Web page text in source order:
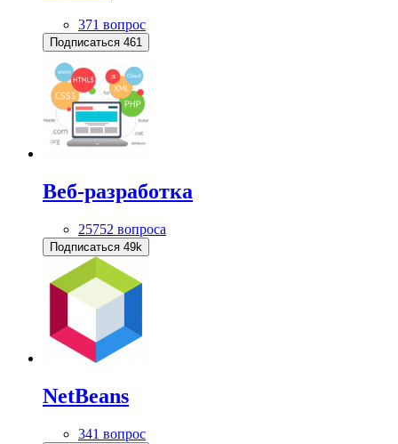
371 вопрос
Подписаться 461
Веб-разработка
25752 вопроса
Подписаться 49k
NetBeans
341 вопрос